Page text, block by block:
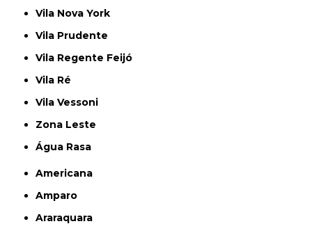
Vila Nova York
Vila Prudente
Vila Regente Feijó
Vila Ré
Vila Vessoni
Zona Leste
Água Rasa
Americana
Amparo
Araraquara